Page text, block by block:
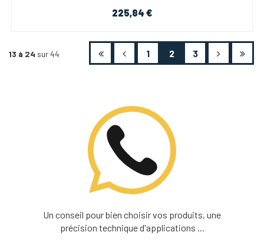
225,84 €
13 à 24 sur 44 1 2 3
Un conseil pour bien choisir vos produits, une
précision technique d'applications ...